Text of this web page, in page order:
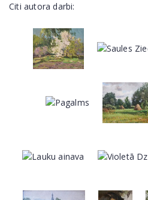
Citi autora darbi: